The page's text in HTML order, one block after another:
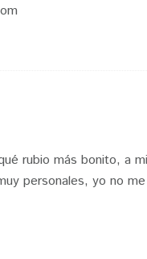
rubio más bonito, a
personales, yo no